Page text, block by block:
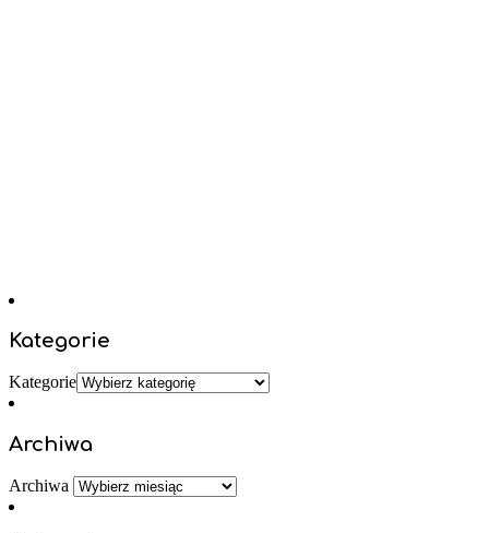
Kategorie
Kategorie
Archiwa
Archiwa